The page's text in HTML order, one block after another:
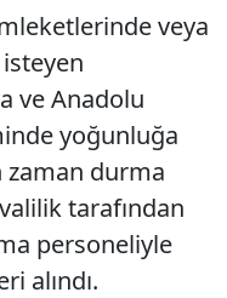
veya
ve Anadolu
yoğunluğa
zaman durma
tarafından
personeliyle
alındı.